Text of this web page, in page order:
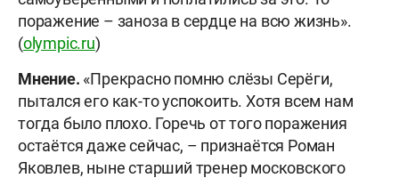
поражение – заноза в сердце на всю жизнь».
(olympic.ru)
Мнение. «Прекрасно помню слёзы Серёги,
пытался его как-то успокоить. Хотя всем нам
тогда было плохо. Горечь от того поражения
остаётся даже сейчас, – признаётся Роман
Яковлев, ныне старший тренер московского